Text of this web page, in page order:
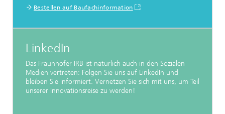
Bestellen auf Baufachinformation
LinkedIn
Das Fraunhofer IRB ist natürlich auch in den Sozialen
Medien vertreten: Folgen Sie uns auf LinkedIn und
bleiben Sie informiert. Vernetzen Sie sich mit uns, um Teil
unserer Innovationsreise zu werden!